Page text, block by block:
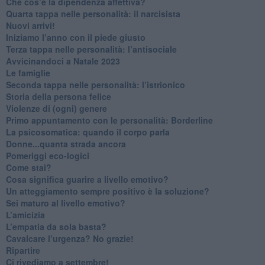
Quarta tappa nelle personalità: il narcisista
​Nuovi arrivi!
​Iniziamo l’anno con il piede giusto
​Terza tappa nelle personalità: l’antisociale
​Avvicinandoci a Natale 2023
Le famiglie
Seconda tappa nelle personalità: l’istrionico
​Storia della persona felice
Violenze di (ogni) genere
​Primo appuntamento con le personalità: Borderline
La psicosomatica: quando il corpo parla
Donne...quanta strada ancora
​Pomeriggi eco-logici
​Come stai?
Cosa significa guarire a livello emotivo?
​Un atteggiamento sempre positivo è la soluzione?
​Sei maturo al livello emotivo?
​L’amicizia
​L’empatia da sola basta?
​Cavalcare l’urgenza? No grazie!
Ripartire
​Ci rivediamo a settembre!